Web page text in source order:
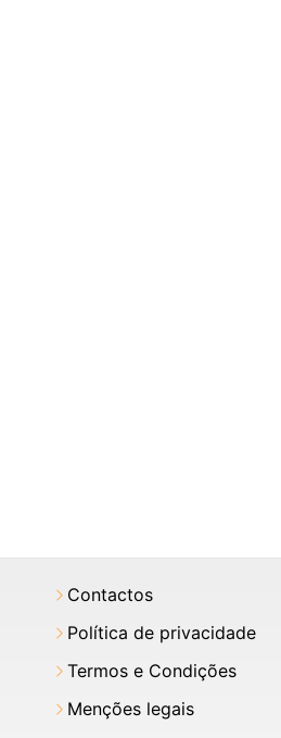
Contactos
Política de privacidade
Termos e Condições
Menções legais